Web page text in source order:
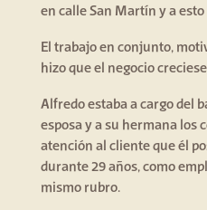
en calle San Martín y a
El trabajo en conjunto,
hizo que el negocio
Alfredo estaba a cargo del
esposa y a su hermana los
atención al cliente que él
durante 29 años, como
mismo rubro.